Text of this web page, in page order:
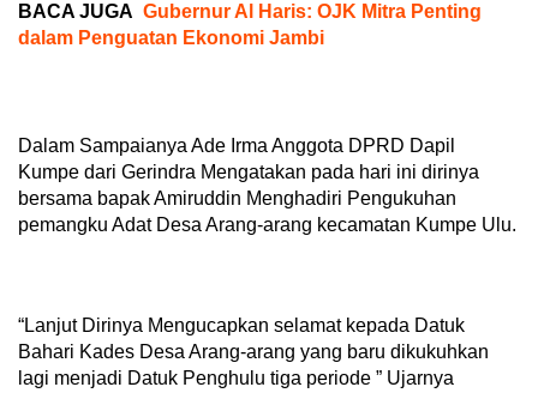
BACA JUGA Gubernur Al Haris: OJK Mitra Penting
dalam Penguatan Ekonomi Jambi
Dalam Sampaianya Ade Irma Anggota DPRD Dapil
Kumpe dari Gerindra Mengatakan pada hari ini dirinya
bersama bapak Amiruddin Menghadiri Pengukuhan
pemangku Adat Desa Arang-arang kecamatan Kumpe Ulu.
“Lanjut Dirinya Mengucapkan selamat kepada Datuk
Bahari Kades Desa Arang-arang yang baru dikukuhkan
lagi menjadi Datuk Penghulu tiga periode ” Ujarnya